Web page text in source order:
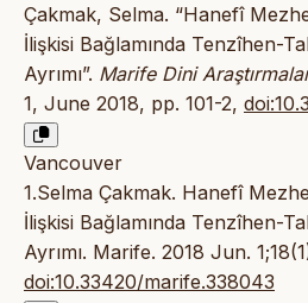
Çakmak, Selma. “Hanefî
İlişkisi Bağlamında Tenzîhen-
Ayrımı”. Marife Dini
1, June 2018, pp. 101-2,
Vancouver
1.Selma Çakmak. Hanefî
İlişkisi Bağlamında Tenzîhen-
Ayrımı. Marife. 2018 Jun.
doi:10.33420/marife.338043